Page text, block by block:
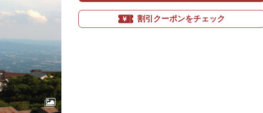
割引クーポンをチェック